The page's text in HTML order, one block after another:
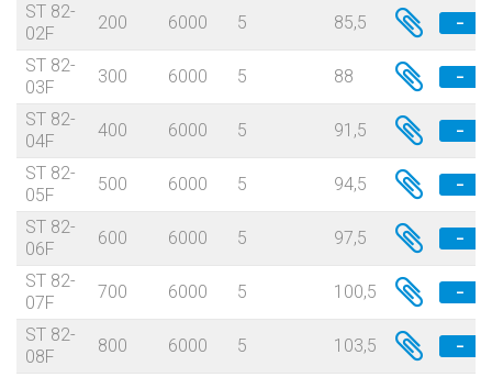
ST 82-
02F
200 6000 5 85,5 −
ST 82-
03F
300 6000 5 88 −
ST 82-
04F
400 6000 5 91,5 −
ST 82-
05F
500 6000 5 94,5 −
ST 82-
06F
600 6000 5 97,5 −
ST 82-
07F
700 6000 5 100,5 −
ST 82-
08F
800 6000 5 103,5 −